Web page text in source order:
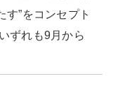
す”をコンセプト
ずれも9月から